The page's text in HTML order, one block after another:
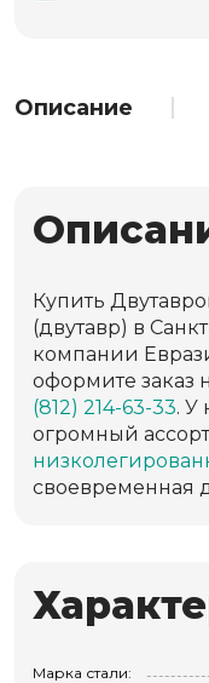
Описание
Купить
(двутавр) в
компании
оформите заказ
(812) 214-63-33. У
огромный
своевременная
Марка стали: